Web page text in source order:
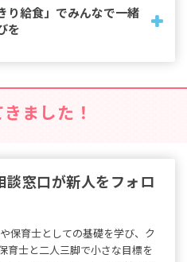
自然なかたちで楽しみながら
り給食」でみんなで一緒
を
1歳で食材に触れ、5歳児は買
育に沿って食への関心を育み
きました！
談窓口が新人をフォロ
保育士としての基礎を学び、ク
育士と二人三脚で小さな目標を